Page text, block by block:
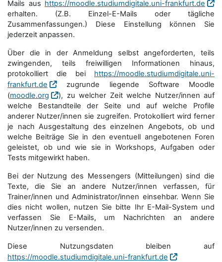
Mails aus https://moodle.studiumdigitale.uni-frankfurt.de
erhalten. (Z.B. Einzel-E-Mails oder tägliche
Zusammenfassungen.) Diese Einstellung können Sie
jederzeit anpassen.
Über die in der Anmeldung selbst angeforderten, teils
zwingenden, teils freiwilligen Informationen hinaus,
protokolliert die bei https://moodle.studiumdigitale.uni-
frankfurt.de
zugrunde liegende Software Moodle
(moodle.org
), zu welcher Zeit welche Nutzer/innen auf
welche Bestandteile der Seite und auf welche Profile
anderer Nutzer/innen sie zugreifen. Protokolliert wird ferner
je nach Ausgestaltung des einzelnen Angebots, ob und
welche Beiträge Sie in den eventuell angebotenen Foren
geleistet, ob und wie sie in Workshops, Aufgaben oder
Tests mitgewirkt haben.
Bei der Nutzung des Messengers (Mitteilungen) sind die
Texte, die Sie an andere Nutzer/innen verfassen, für
Trainer/innen und Administrator/innen einsehbar. Wenn Sie
dies nicht wollen, nutzen Sie bitte Ihr E-Mail-System und
verfassen Sie E-Mails, um Nachrichten an andere
Nutzer/innen zu versenden.
Diese Nutzungsdaten bleiben auf
https://moodle.studiumdigitale.uni-frankfurt.de